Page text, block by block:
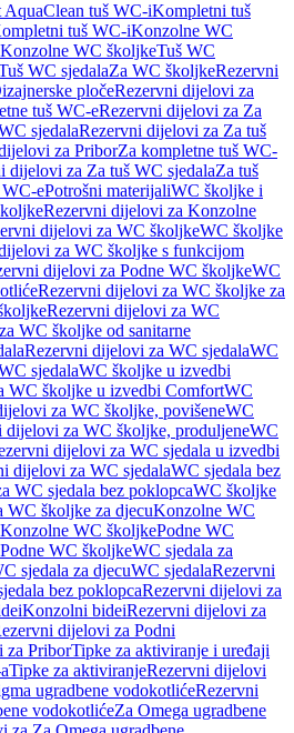
AquaClean tuš WC-iKompletni tuš
tuš WC-iKonzolne WC
WC školjkeTuš WC
WC sjedalaZa WC školjkeRezervni
pločeRezervni dijelovi za
tuš WC-eRezervni dijelovi za Za
sjedalaRezervni dijelovi za Za tuš
za PriborZa kompletne tuš WC-
dijelovi za Za tuš WC sjedalaZa tuš
ePotrošni materijaliWC školjke i
Rezervni dijelovi za Konzolne
dijelovi za WC školjkeWC školjke
za WC školjke s funkcijom
dijelovi za Podne WC školjkeWC
Rezervni dijelovi za WC školjke za
Rezervni dijelovi za WC
WC školjke od sanitarne
Rezervni dijelovi za WC sjedalaWC
sjedalaWC školjke u izvedbi
WC školjke u izvedbi ComfortWC
za WC školjke, povišeneWC
dijelovi za WC školjke, produljeneWC
dijelovi za WC sjedala u izvedbi
dijelovi za WC sjedalaWC sjedala bez
WC sjedala bez poklopcaWC školjke
WC školjke za djecuKonzolne WC
WC školjkePodne WC
WC školjkeWC sjedala za
sjedala za djecuWC sjedalaRezervni
bez poklopcaRezervni dijelovi za
Konzolni bideiRezervni dijelovi za
dijelovi za Podni
za PriborTipke za aktiviranje i uređaji
Tipke za aktiviranjeRezervni dijelovi
ugradbene vodokotlićeRezervni
vodokotlićeZa Omega ugradbene